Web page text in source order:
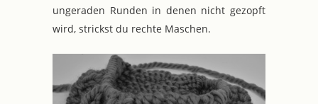
ungeraden Runden in denen nicht gezopft
wird, strickst du rechte Maschen.